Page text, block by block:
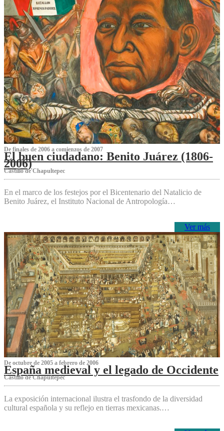
De finales de 2006 a comienzos de 2007
El buen ciudadano: Benito Juárez (1806-
2006)
Castillo de Chapultepec
En el marco de los festejos por el Bicentenario del Natalicio de
Benito Juárez, el Instituto Nacional de Antropología…
Ver más
De octubre de 2005 a febrero de 2006
España medieval y el legado de Occidente
Castillo de Chapultepec
La exposición internacional ilustra el trasfondo de la diversidad
cultural española y su reflejo en tierras mexicanas.…